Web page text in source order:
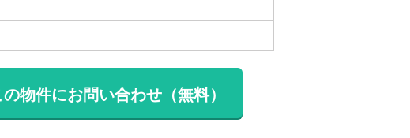
の物件にお問い合わせ（無料）